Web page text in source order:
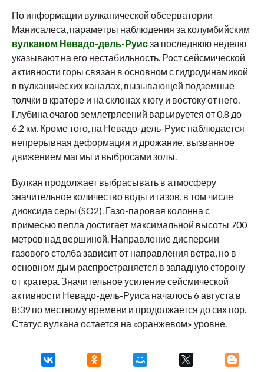
По информации вулканической обсерватории
Манисалеса, параметры наблюдения за колумбийским
вулканом Невадо-дель-Руисза последнюю неделю
указывают на его нестабильность. Рост сейсмической
активности горы связан в основном с гидродинамикой
в вулканических каналах, вызывающей подземные
толчки в кратере и на склонах к югу и востоку от него.
Глубина очагов землетрясений варьируется от 0,8 до
6,2 км. Кроме того, на Невадо-дель-Руис наблюдается
непрерывная деформация и дрожание, вызванное
движением магмы и выбросами золы.
Вулкан продолжает выбрасывать в атмосферу
значительное количество воды и газов, в том числе
диоксида серы (SO2). Газо-паровая колонна с
примесью пепла достигает максимальной высоты 700
метров над вершиной. Направление дисперсии
газового столба зависит от направления ветра, но в
основном дым распространяется в западную сторону
от кратера. Значительное усиление сейсмической
активности Невадо-дель-Руиса началось 6 августа в
8:39 по местному времени и продолжается до сих пор.
Статус вулкана остается на «оранжевом» уровне.